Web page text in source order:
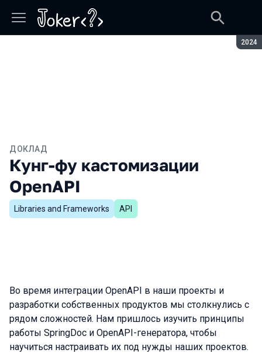
2024
ДОКЛАД
Кунг-фу кастомизации
OpenAPI
Libraries and Frameworks API
Во время интеграции OpenAPI в наши проекты и
разработки собственных продуктов мы столкнулись с
рядом сложностей. Нам пришлось изучить принципы
работы SpringDoc и OpenAPI-генератора, чтобы
научиться настраивать их под нужды наших проектов.